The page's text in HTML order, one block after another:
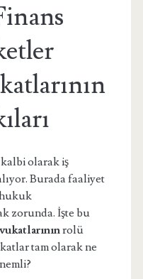
olarak iş
Burada faaliyet
zorunda. İşte bu
rolü
tam olarak ne